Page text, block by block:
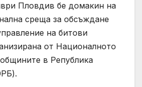
Пловдив бе домакин на
среща за обсъждане
на битови
от Националното
в Република